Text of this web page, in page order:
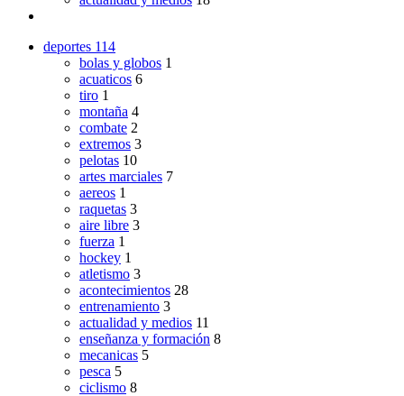
deportes 114
bolas y globos 1
acuaticos 6
tiro 1
montaña 4
combate 2
extremos 3
pelotas 10
artes marciales 7
aereos 1
raquetas 3
aire libre 3
fuerza 1
hockey 1
atletismo 3
acontecimientos 28
entrenamiento 3
actualidad y medios 11
enseñanza y formación 8
mecanicas 5
pesca 5
ciclismo 8